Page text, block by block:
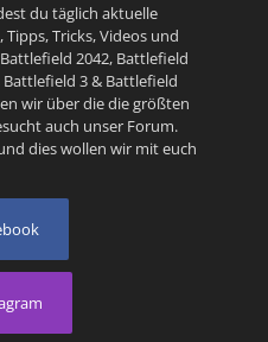
du täglich aktuelle
Tricks, Videos und
Battlefield 2042, Battlefield
Battlefield 3& Battlefield
wir über die die größten
auch unser Forum.
dies wollen wir mit euch